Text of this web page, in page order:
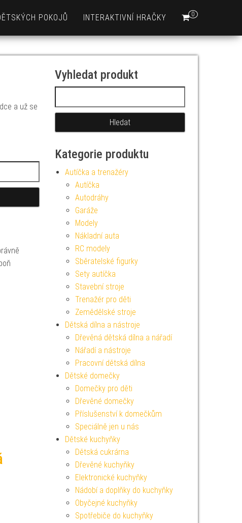
0
POKOJŮ INTERAKTIVNÍ HRAČKY
a už se
Vyhledat produkt
Kategorie produktu
Autíčka a trenažéry
Autíčka
Autodráhy
Garáže
Modely
Nákladní auta
RC modely
Sběratelské figurky
Sety autíčka
Stavební stroje
Trenažér pro děti
Zemědělské stroje
Dětská dílna a nástroje
Dřevěná dětská dílna a nářadí
Nářadí a nástroje
Pracovní dětská dílna
Dětské domečky
Domečky pro děti
Dřevěné domečky
Příslušenství k domečkům
Speciálně jen u nás
Dětské kuchyňky
Dětská cukrárna
Dřevěné kuchyňky
Elektronické kuchyňky
Nádobí a doplňky do kuchyňky
Obyčejné kuchyňky
Spotřebiče do kuchyňky